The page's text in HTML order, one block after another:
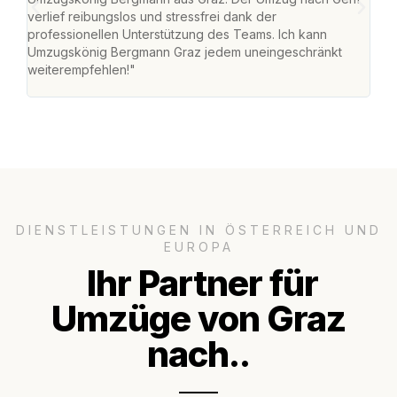
verlief reibungslos und stressfrei dank der
professionellen Unterstützung des Teams. Ich kann
Umzugskönig Bergmann Graz jedem uneingeschränkt
weiterempfehlen!"
DIENSTLEISTUNGEN IN ÖSTERREICH UND
EUROPA
Ihr Partner für
Umzüge von Graz
nach..